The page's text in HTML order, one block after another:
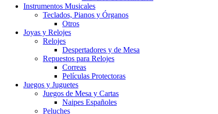
Instrumentos Musicales
Teclados, Pianos y Órganos
Otros
Joyas y Relojes
Relojes
Despertadores y de Mesa
Repuestos para Relojes
Correas
Películas Protectoras
Juegos y Juguetes
Juegos de Mesa y Cartas
Naipes Españoles
Peluches